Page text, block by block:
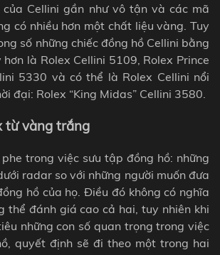
của Cellini gần như vô tận và các mã
có nhiều hơn một chất liệu vàng. Tuy
số những chiếc đồng hồ Cellini bằng
là Rolex Cellini 5109, Rolex Prince
5330 và có thể là Rolex Cellini nổi
đại: Rolex “King Midas” Cellini 3580.
từ vàng trắng
trong việc sưu tập đồng hồ: những
radar so với những người muốn đưa
hồ của họ. Điều đó không có nghĩa
thể đánh giá cao cả hai, tuy nhiên khi
những con số quan trọng trong việc
quyết định sẽ đi theo một trong hai